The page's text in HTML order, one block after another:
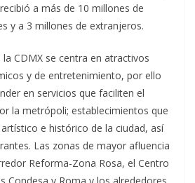
a más de 10 millones de
y a 3 millones de extranjeros.
CDMX se centra en atractivos
y de entretenimiento, por ello
en servicios que faciliten el
la metrópoli; establecimientos que
e histórico de la ciudad, así
Las zonas de mayor afluencia
Reforma-Zona Rosa, el Centro
Condesa y Roma y los alrededores